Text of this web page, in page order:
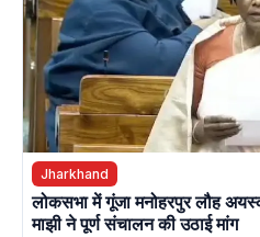
Jharkhand
लोकसभा में गूंजा मनोहरपुर लौह
माझी ने पूर्ण संचालन की उठाई मांग